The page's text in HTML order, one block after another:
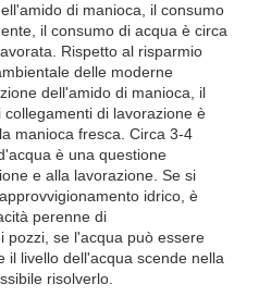
di manioca, il consumo
il consumo di acqua è circa
Rispetto al risparmio
delle moderne
dell'amido di manioca, il
di lavorazione è
manioca fresca. Circa 3-4
è una questione
e alla lavorazione. Se si
idrico, è
perenne di
pozzi, se l'acqua può essere
il livello dell'acqua scende nella
risolverlo.